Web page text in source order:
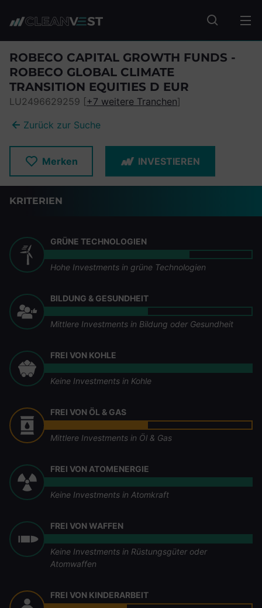
Fonds
ROBECO CAPITAL GROWTH FUNDS -
ROBECO GLOBAL CLIMATE
TRANSITION EQUITIES D EUR
LU2496629259 [+7 weitere Tranchen]
Zurück zur Suche
Merken INVESTIEREN
KRITERIEN
GRÜNE TECHNOLOGIEN
Hohe Investments in grüne Technologien
BILDUNG & GESUNDHEIT
Mittlere Investments in Bildung oder Gesundheit
FREI VON KOHLE
Keine Investments in Kohle
FREI VON ÖL & GAS
Mittlere Investments in Öl & Gas
FREI VON ATOMENERGIE
Keine Investments in Atomkraft
FREI VON WAFFEN
Keine Investments in Rüstungsgüter oder
Atomwaffen
FREI VON KINDERARBEIT